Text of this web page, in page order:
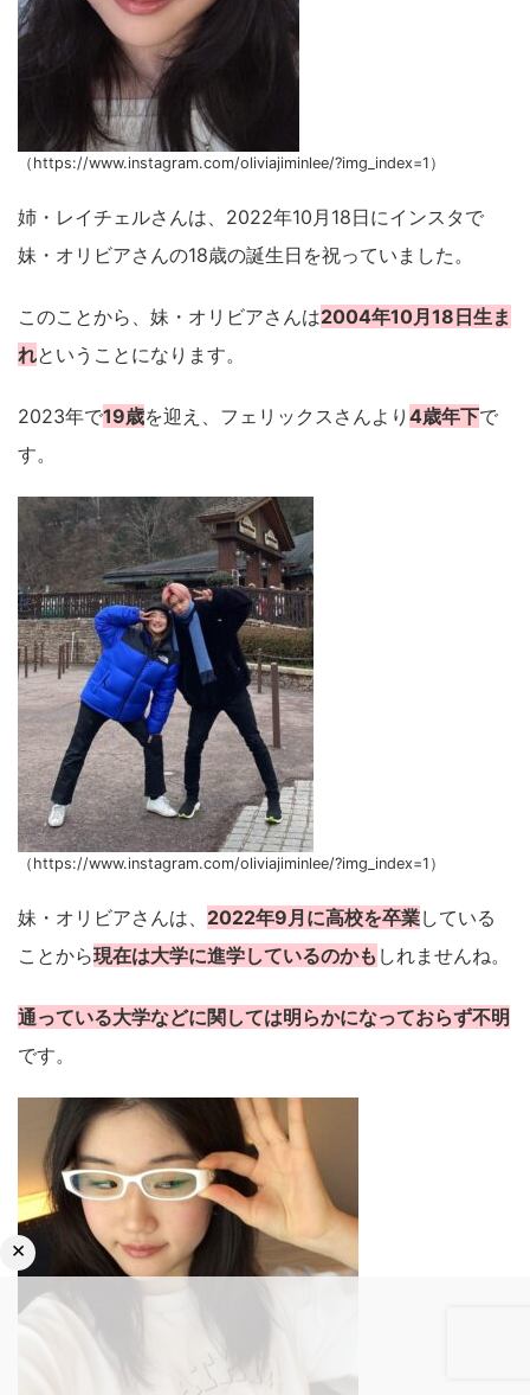
（https://www.instagram.com/oliviajiminlee/?img_index=1）
姉・レイチェルさんは、2022年10月18日にインスタで
妹・オリビアさんの18歳の誕生日を祝っていました。
このことから、妹・オリビアさんは2004年10月18日生ま
れということになります。
2023年で19歳を迎え、フェリックスさんより 4歳年下で
す。
（https://www.instagram.com/oliviajiminlee/?img_index=1）
妹・オリビアさんは、 2022年9月に高校を卒業している
ことから現在は大学に進学しているのかも しれませんね。
通っている大学などに関しては明らかになっておらず不明
です。
×